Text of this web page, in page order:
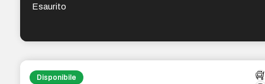
Esaurito
Disponibile